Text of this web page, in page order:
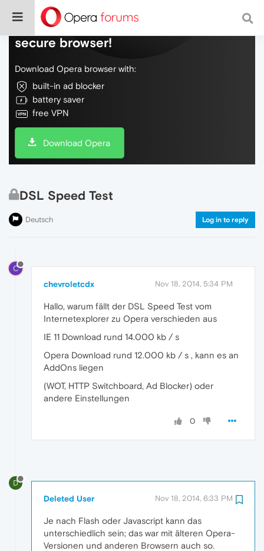
Do more on the web, with a fast and
secure browser!
Download Opera browser with:
built-in ad blocker
battery saver
free VPN
Download Opera
DSL Speed Test
Deutsch Log in to reply
C
chevroletcdx Nov 18, 2014, 5:34 PM
Hallo, warum fällt der DSL Speed Test vom
Internetexplorer zu Opera verschieden aus
IE 11 Download rund 14.000 kb / s
Opera Download rund 12.000 kb / s , kann es an
AddOns liegen
(WOT, HTTP Switchboard, Ad Blocker) oder
andere Einstellungen
0
D
Deleted User Nov 18, 2014, 6:33 PM
Je nach Flash oder Javascript kann das
unterschiedlich sein; das war mit älteren Opera-
Versionen und anderen Browsern auch so.